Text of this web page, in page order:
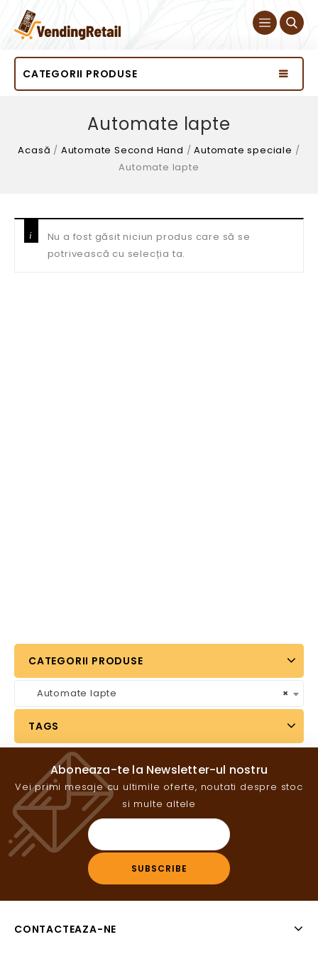
CATEGORII PRODUSE
Automate lapte
Acasă / Automate Second Hand /Automate speciale /
Automate lapte
Nu a fost găsit niciun produs care să se
potrivească cu selecția ta.
CATEGORII PRODUSE
×
Automate lapte
TAGS
Aboneaza-te la Newsletter-ul nostru
Vei primi mesaje cu ultimile oferte, noutati despre stoc
si multe altele
CONTACTEAZA-NE